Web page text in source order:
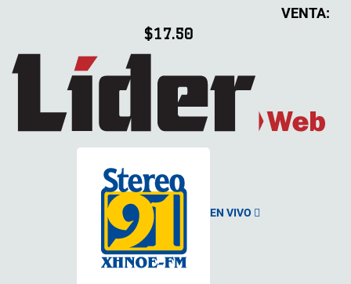
VENTA:
$17.50
EN VIVO